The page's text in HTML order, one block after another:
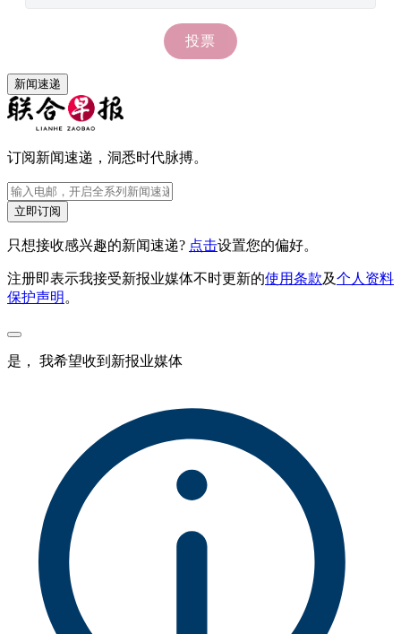
新闻速递
订阅新闻速递，洞悉时代脉搏。
立即订阅
只想接收感兴趣的新闻速递? 点击设置您的偏好。
注册即表示我接受新报业媒体不时更新的使用条款及个人资料
保护声明 。
是， 我希望收到新报业媒体